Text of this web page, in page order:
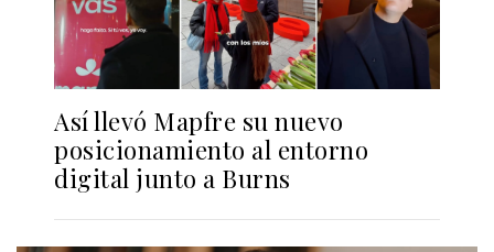
Así llevó Mapfre su nuevo
posicionamiento al entorno
digital junto a Burns